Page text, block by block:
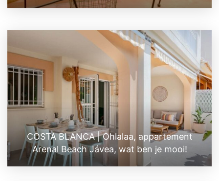
COSTA BLANCA | Ohlalaa, appartement
Arenal Beach Jávea, wat ben je mooi!